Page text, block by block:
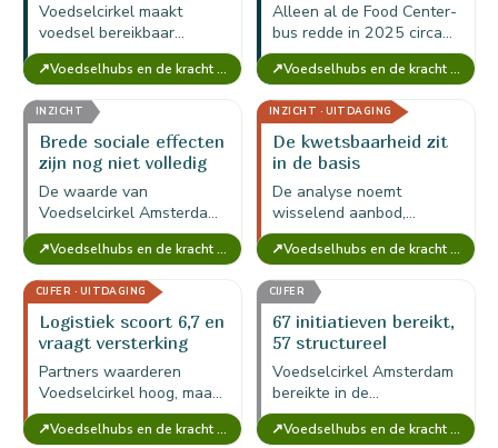
Voedselcirkel maakt
voedsel bereikbaar
zonder mensen zichtbaar
als hulpbehoevend te
selecteren; privacy en
waardigheid zijn daarmee
onderdeel van de
maatschappelijke…
↗ Voedselhubs en de kracht van Voedselcirkel Amsterdam
Alleen al de Food Center-
bus redde in 2025 circa
22.735 kg voedsel;
vervoer, koeling en
coördinatie zijn daarmee
directe impactmiddelen.
↗ Voedselhubs en de kracht van Voedselcirkel Amsterdam
INZICHT
Brede sociale effecten
zijn nog niet volledig
meegerekend
De waarde van
Voedselcirkel Amsterdam
is conservatief berekend;
vertrouwen, ontmoeting,
stressreductie en
netwerkvorming zijn niet
volledig gemonetariseerd.
↗ Voedselhubs en de kracht van Voedselcirkel Amsterdam
INZICHT · UITDAGING
De kwetsbaarheid zit
in de basis
De analyse noemt
wisselend aanbod,
beperkte logistiek,
koelcapaciteit, onzekere
locaties en onvolledige
registratie als
kwetsbaarheden van de
voedselhub.
↗ Voedselhubs en de kracht van Voedselcirkel Amsterdam
CIJFER · UITDAGING
Logistiek scoort 6,7 en
vraagt versterking
Partners waarderen
Voedselcirkel hoog, maar
logistieke ondersteuning
scoort gemiddeld 6,7; dit
↗ Voedselhubs en de kracht van Voedselcirkel Amsterdam
CIJFER
67 initiatieven bereikt,
57 structureel
Voedselcirkel Amsterdam
bereikte in de
momentopname 67
initiatieven, waarvan circa
↗ Voedselhubs en de kracht van Voedselcirkel Amsterdam